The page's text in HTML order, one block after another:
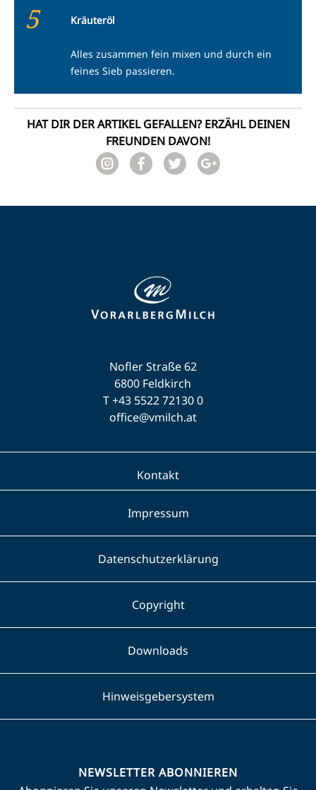
5 Kräuteröl
Alles zusammen fein mixen und durch ein
feines Sieb passieren.
HAT DIR DER ARTIKEL GEFALLEN? ERZÄHL DEINEN
FREUNDEN DAVON!
Nofler Straße 62
6800 Feldkirch
T +43 5522 72130 0
office@vmilch.at
Kontakt
Impressum
Datenschutzerklärung
Copyright
Downloads
Hinweisgebersystem
NEWSLETTER ABONNIEREN